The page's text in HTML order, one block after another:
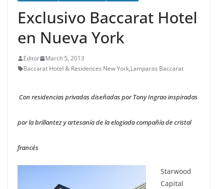
Exclusivo Baccarat Hotel
en Nueva York
Editor
March 5, 2013
Baccarat Hotel & Residences New York,Lamparas Baccarat
Con residencias privadas diseñadas por Tony Ingrao inspiradas
por la brillantez y artesanía de la elogiada compañía de cristal
francés
Starwood
Capital